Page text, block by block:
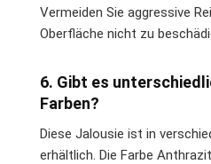
Vermeiden Sie aggressive
Oberfläche nicht zu
6. Gibt es
Farben?
Diese Jalousie ist in
erhältlich. Die Farbe